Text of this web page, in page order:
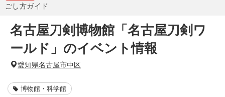
ごし方ガイド
名古屋刀剣博物館「名古屋刀剣ワ
ールド」のイベント情報
愛知県名古屋市中区
博物館・科学館